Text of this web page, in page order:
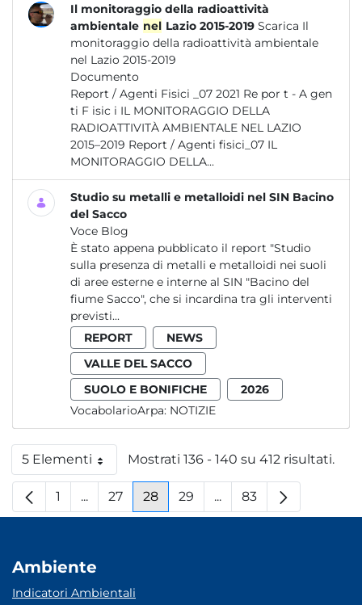
Il monitoraggio della radioattività
ambientale nel Lazio 2015-2019 Scarica Il
monitoraggio della radioattività ambientale
nel Lazio 2015-2019
Documento
Report / Agenti Fisici _07 2021 Re por t - A gen
ti F isic i IL MONITORAGGIO DELLA
RADIOATTIVITÀ AMBIENTALE NEL LAZIO
2015–2019 Report / Agenti fisici_07 IL
MONITORAGGIO DELLA...
Studio su metalli e metalloidi nel SIN Bacino
del Sacco
Voce Blog
È stato appena pubblicato il report "Studio
sulla presenza di metalli e metalloidi nei suoli
di aree esterne e interne al SIN "Bacino del
fiume Sacco", che si incardina tra gli interventi
previsti...
REPORT
NEWS
VALLE DEL SACCO
SUOLO E BONIFICHE
2026
VocabolarioArpa: NOTIZIE
5 ElementiPer paginaMostrati 136 - 140 su 412 risultati.
Pagina
1 ...Pagine intermedie
Pagina
27 Pagina
28 Pagina
29 ...Pagine intermedie
Pagina
83
Ambiente
Indicatori Ambientali